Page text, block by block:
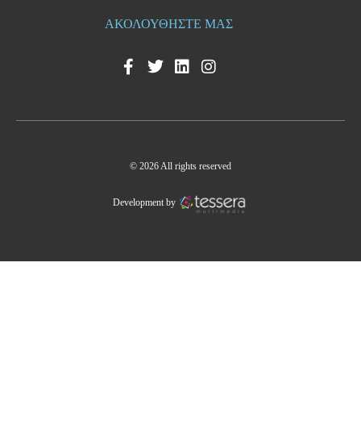
ΑΚΟΛΟΥΘΗΣΤΕ ΜΑΣ
© 2026 All rights reserved
Development by